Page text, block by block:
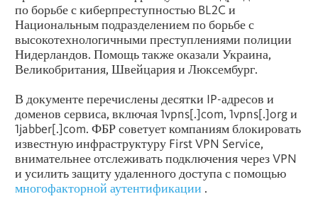
по борьбе с киберпреступностью BL2C и
Национальным подразделением по борьбе с
высокотехнологичными преступлениями полиции
Нидерландов. Помощь также оказали Украина,
Великобритания, Швейцария и Люксембург.
В документе перечислены десятки IP-адресов и
доменов сервиса, включая 1vpns[.]com, 1vpns[.]org и
1jabber[.]com. ФБР советует компаниям блокировать
известную инфраструктуру First VPN Service,
внимательнее отслеживать подключения через VPN
и усилить защиту удаленного доступа с помощью
многофакторной аутентификации .